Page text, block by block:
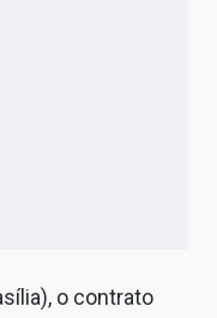
o contrato